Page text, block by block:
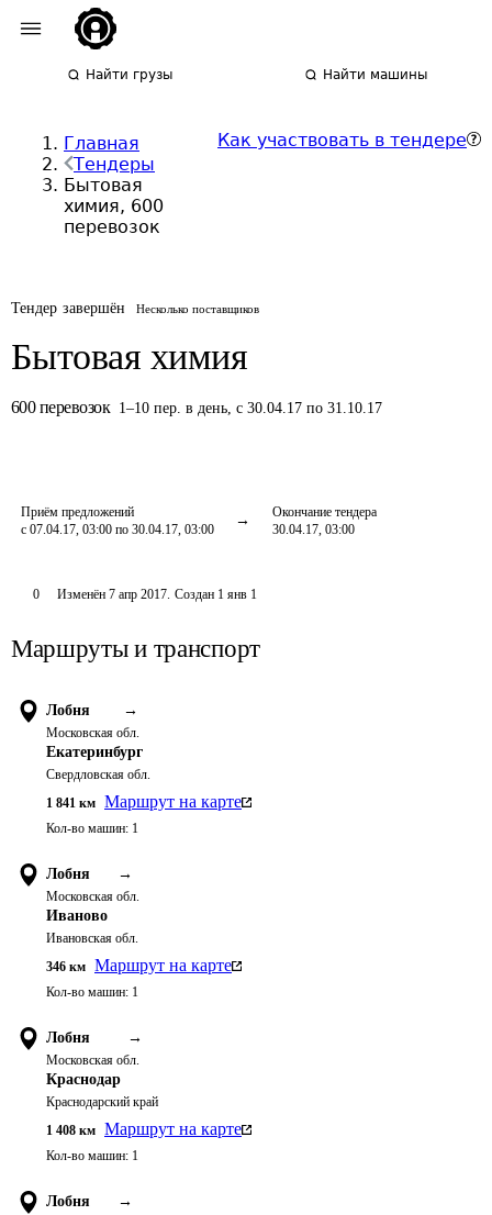
Найти грузы Найти машины
Главная
Тендеры
Бытовая
химия, 600
перевозок
Как участвовать в тендере
Тендер завершён Несколько поставщиков
Бытовая химия
600 перевозок 1–10 пер. в день,с 30.04.17 по 31.10.17
Приём предложений
с 07.04.17, 03:00 по 30.04.17, 03:00
Окончание тендера
30.04.17, 03:00
0 Изменён 7 апр 2017. Создан 1 янв 1
Маршруты и транспорт
Лобня →
Московская обл.
Екатеринбург
Свердловская обл.
1 841 км Маршрут на карте
Кол-во машин: 1
Лобня →
Московская обл.
Иваново
Ивановская обл.
346 км Маршрут на карте
Кол-во машин: 1
Лобня →
Московская обл.
Краснодар
Краснодарский край
1 408 км Маршрут на карте
Кол-во машин: 1
Лобня →